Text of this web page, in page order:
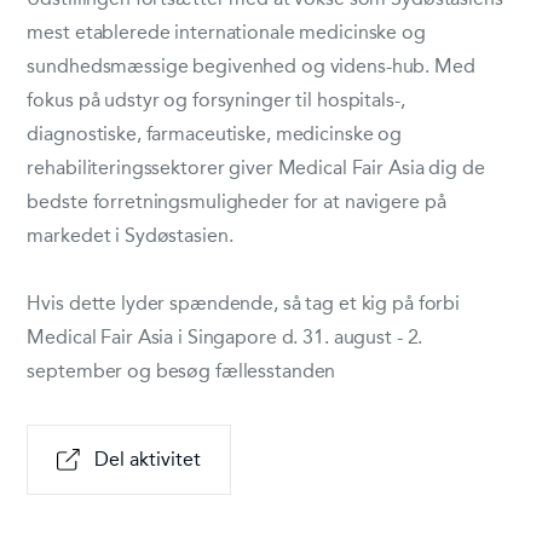
mest etablerede internationale medicinske og
sundhedsmæssige begivenhed og videns-hub. Med
fokus på udstyr og forsyninger til hospitals-,
diagnostiske, farmaceutiske, medicinske og
rehabiliteringssektorer giver Medical Fair Asia dig de
bedste forretningsmuligheder for at navigere på
markedet i Sydøstasien.
Hvis dette lyder spændende, så tag et kig på forbi
Medical Fair Asia i Singapore d. 31. august - 2.
september og besøg fællesstanden
Del aktivitet